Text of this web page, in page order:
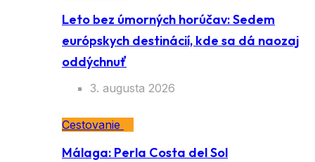
Leto bez úmorných horúčav: Sedem
európskych destinácií, kde sa dá naozaj
oddýchnuť
3. augusta 2026
Cestovanie
Málaga: Perla Costa del Sol